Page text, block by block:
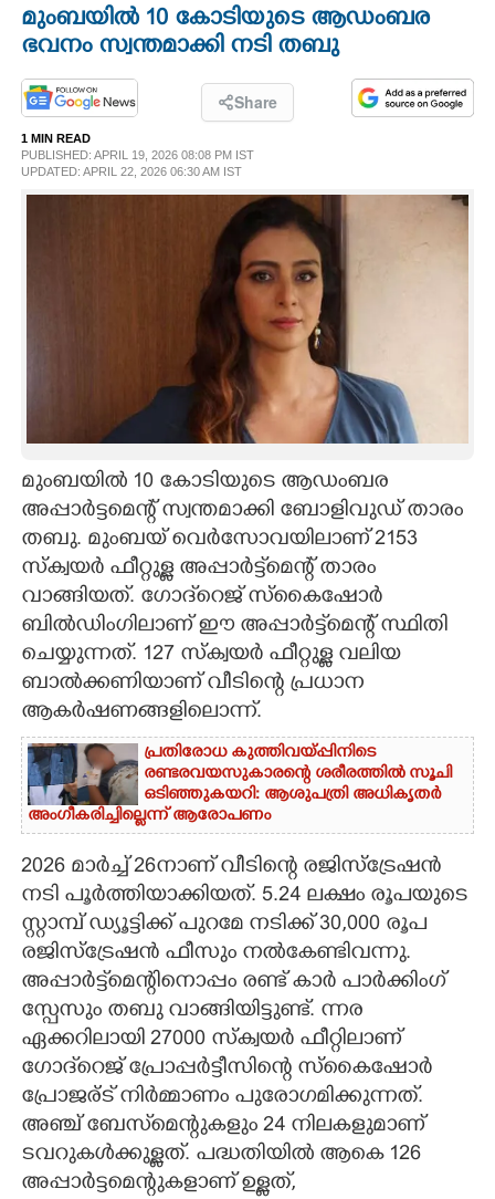
ASTRO
CARTOONS
LITERATURE
CONTACT US
മുംബയിൽ 10 കോടിയുടെ ആഡംബര
ഭവനം സ്വന്തമാക്കി നടി തബു
Share
1 MIN READ
PUBLISHED: APRIL 19, 2026 08:08 PM IST
UPDATED: APRIL 22, 2026 06:30 AM IST
മുംബയിൽ 10 കോടിയുടെ ആഡംബര
അപ്പാർട്ടമെന്റ് സ്വന്തമാക്കി ബോളിവുഡ് താരം
തബു. മുംബയ് വെർസോവയിലാണ് 2153
സ്ക്വയർ ഫീറ്റുള്ള അപ്പാർട്ട്മെന്റ് താരം
വാങ്ങിയത്. ഗോദ്‌റെജ് സ്കൈഷോർ
ബിൽഡിംഗിലാണ് ഈ അപ്പാർട്ട്മെന്റ് സ്ഥിതി
ചെയ്യുന്നത്. 127 സ്ക്വയർ ഫീറ്റുള്ള വലിയ
ബാൽക്കണിയാണ് വീടിന്റെ പ്രധാന
ആകർഷണങ്ങളിലൊന്ന്.
പ്രതിരോധ കുത്തിവയ്പ്പിനിടെ
രണ്ടരവയസുകാരന്റെ ശരീരത്തിൽ സൂചി
ഒടിഞ്ഞുകയറി: ആശുപത്രി അധികൃതർ
അംഗീകരിച്ചില്ലെന്ന് ആരോപണം ​
2026 മാർച്ച് 26നാണ് വീടിന്റെ രജിസ്ട്രേഷൻ
നടി പൂർത്തിയാക്കിയത്. 5.24 ലക്ഷം രൂപയുടെ
സ്റ്റാമ്പ് ഡ്യൂട്ടിക്ക് പുറമേ നടിക്ക് 30,000 രൂപ
രജിസ്ട്രേഷൻ ഫീസും നൽകേണ്ടിവന്നു.
അപ്പാർട്ട്മെന്റിനൊപ്പം രണ്ട് കാർ പാർക്കിംഗ്
സ്പേസും തബു വാങ്ങിയിട്ടുണ്ട്. ന്നര
ഏക്കറിലായി 27000 സ്ക്വയർ ഫീറ്റിലാണ്
ഗോദ്‌റെജ് പ്രോപ്പർട്ടീസിന്റെ സ്കൈഷോർ
പ്രോജര്ട് നിർമ്മാണം പുരോഗമിക്കുന്നത്.
അഞ്ച് ബേസ്‌മെന്റുകളും 24 നിലകളുമാണ്
ടവറുകൾക്കുള്ളത്. പദ്ധതിയിൽ ആകെ 126
അപ്പാർട്ടമെന്റുകളാണ് ഉള്ളത്,​